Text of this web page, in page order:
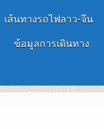
เส้นทางรถไฟลาว-จีน
ข้อมูลการเดินทาง